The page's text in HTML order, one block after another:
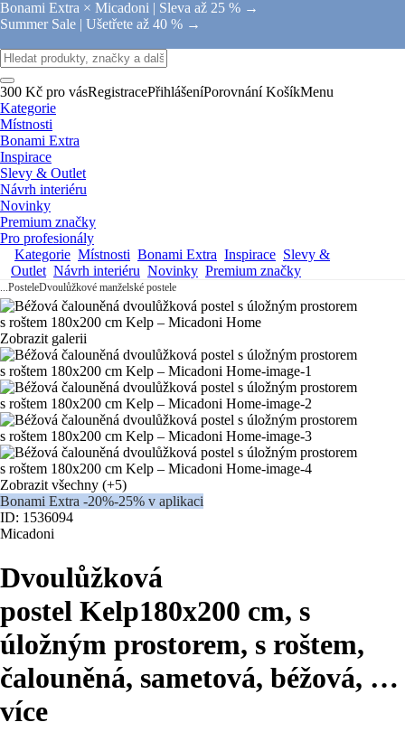
Bonami Extra × Micadoni | Sleva až 25 % →
Summer Sale | Ušetřete až 40 % →
300 Kč pro vásRegistracePřihlášeníPorovnání KošíkMenu
Kategorie
Místnosti
Bonami Extra
Inspirace
Slevy & Outlet
Návrh interiéru
Novinky
Premium značky
Pro profesionály
Kategorie Místnosti Bonami Extra Inspirace Slevy &
Outlet Návrh interiéru Novinky Premium značky
...PosteleDvoulůžkové manželské postele
Zobrazit galerii
Zobrazit všechny (+5)
Bonami Extra -20%-25% v aplikaci
ID: 1536094
Micadoni
Dvoulůžková
postel Kelp180x200 cm, s
úložným prostorem, s roštem,
čalouněná, sametová, béžová, …
více